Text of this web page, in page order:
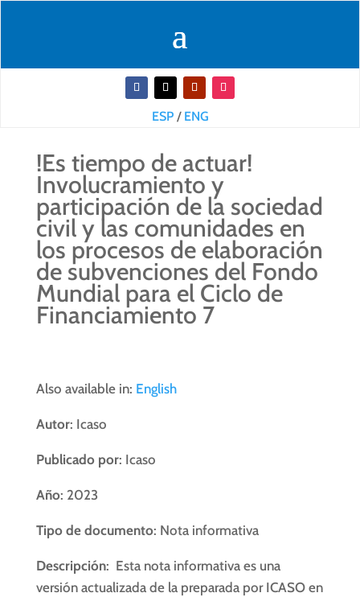
ESP/ ENG
!Es tiempo de actuar!
Involucramiento y
participación de la sociedad
civil y las comunidades en
los procesos de elaboración
de subvenciones del Fondo
Mundial para el Ciclo de
Financiamiento 7
Also available in: English
Autor: Icaso
Publicado por: Icaso
Año: 2023
Tipo de documento: Nota informativa
Descripción: Esta nota informativa es una
versión actualizada de la preparada por ICASO en